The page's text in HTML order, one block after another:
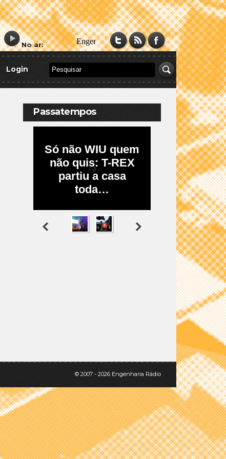
No ar:
Login
Passatempos
© 2007 - 2026 Engenharia Rádio